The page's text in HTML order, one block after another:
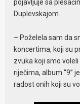
pojavljuje sa
Duplevskajom.
– Poželela sam da
koncertima, koji su
zvuka koji smo
riječima, album “9”
radost onih koji su